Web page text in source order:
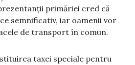
primăriei cred că
semnificativ, iar oamenii vor
de transport în comun.
taxei speciale pentru